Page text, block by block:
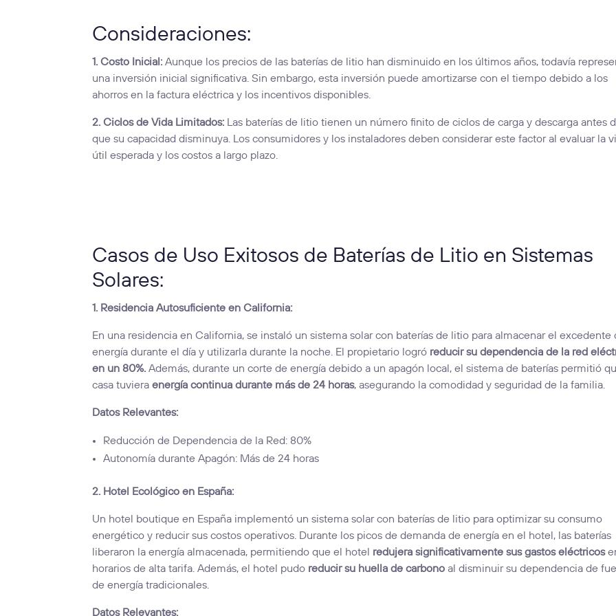
Consideraciones:
1. Costo Inicial: Aunque los precios de las baterías de litio han disminuido en los últimos años, todavía
una inversión inicial significativa. Sin embargo, esta inversión puede amortizarse con el tiempo debido a los
ahorros en la factura eléctrica y los incentivos disponibles.
2. Ciclos de Vida Limitados: Las baterías de litio tienen un número finito de ciclos de carga y descarga antes
que su capacidad disminuya. Los consumidores y los instaladores deben considerar este factor al evaluar la
útil esperada y los costos a largo plazo.
Casos de Uso Exitosos de Baterías de Litio en Sistemas
Solares:
1. Residencia Autosuficiente en California:
En una residencia en California, se instaló un sistema solar con baterías de litio para almacenar el excedente
energía durante el día y utilizarla durante la noche. El propietario logró reducir su dependencia de la red
en un 80%. Además, durante un corte de energía debido a un apagón local, el sistema de baterías permitió
casa tuvieraenergía continua durante más de 24 horas, asegurando la comodidad y seguridad de la familia.
Datos Relevantes:
Reducción de Dependencia de la Red: 80%
Autonomía durante Apagón: Más de 24 horas
2. Hotel Ecológico en España:
Un hotel boutique en España implementó un sistema solar con baterías de litio para optimizar su consumo
energético y reducir sus costos operativos. Durante los picos de demanda de energía en el hotel, las baterías
liberaron la energía almacenada, permitiendo que el hotel redujera significativamente sus gastos eléctricos
horarios de alta tarifa. Además, el hotel pudo reducir su huella de carbono al disminuir su dependencia de
de energía tradicionales.
Datos Relevantes: